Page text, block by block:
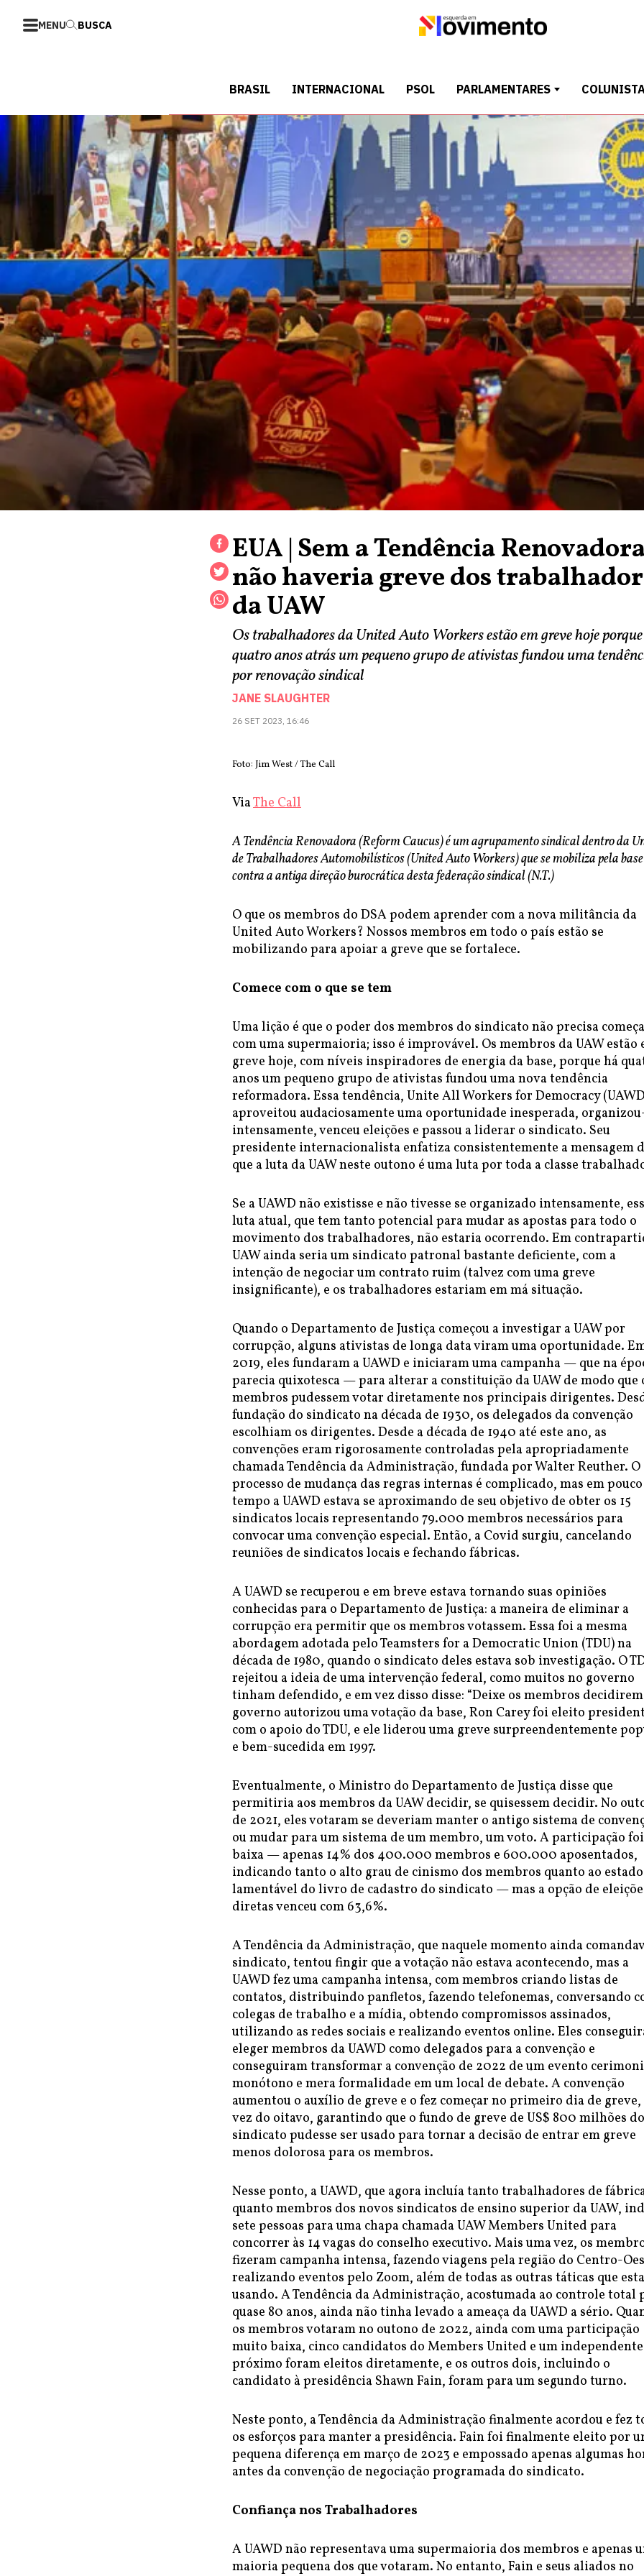
MENU BUSCA
BRASIL INTERNACIONAL PSOL PARLAMENTARES
EUA | Sem a Tendência
não haveria greve dos
da UAW
Os trabalhadores da United Auto Workers estão em greve hoje
quatro anos atrás um pequeno grupo de ativistas fundou uma
por renovação sindical
JANE SLAUGHTER
26 SET 2023, 16:46
Foto: Jim West / The Call
ViaThe Call
A Tendência Renovadora (Reform Caucus) é um agrupamento sindical dentro da
de Trabalhadores Automobilísticos (United Auto Workers) que se mobiliza pela base
contra a antiga direção burocrática desta federação sindical (N.T.)
O que os membros do DSA podem aprender com a nova militância da
United Auto Workers? Nossos membros em todo o país estão se
mobilizando para apoiar a greve que se fortalece.
Comece com o que se tem
Uma lição é que o poder dos membros do sindicato não precisa
com uma supermaioria; isso é improvável. Os membros da UAW estão
greve hoje, com níveis inspiradores de energia da base, porque há
anos um pequeno grupo de ativistas fundou uma nova tendência
reformadora. Essa tendência, Unite All Workers for Democracy
aproveitou audaciosamente uma oportunidade inesperada,
intensamente, venceu eleições e passou a liderar o sindicato. Seu
presidente internacionalista enfatiza consistentemente a mensagem
que a luta da UAW neste outono é uma luta por toda a classe
Se a UAWD não existisse e não tivesse se organizado intensamente,
luta atual, que tem tanto potencial para mudar as apostas para todo o
movimento dos trabalhadores, não estaria ocorrendo. Em
UAW ainda seria um sindicato patronal bastante deficiente, com a
intenção de negociar um contrato ruim (talvez com uma greve
insignificante), e os trabalhadores estariam em má situação.
Quando o Departamento de Justiça começou a investigar a UAW por
corrupção, alguns ativistas de longa data viram uma oportunidade.
2019, eles fundaram a UAWD e iniciaram uma campanha — que na
parecia quixotesca — para alterar a constituição da UAW de modo que
membros pudessem votar diretamente nos principais dirigentes.
fundação do sindicato na década de 1930, os delegados da convenção
escolhiam os dirigentes. Desde a década de 1940 até este ano, as
convenções eram rigorosamente controladas pela apropriadamente
chamada Tendência da Administração, fundada por Walter Reuther. O
processo de mudança das regras internas é complicado, mas em pouco
tempo a UAWD estava se aproximando de seu objetivo de obter os 15
sindicatos locais representando 79.000 membros necessários para
convocar uma convenção especial. Então, a Covid surgiu, cancelando
reuniões de sindicatos locais e fechando fábricas.
A UAWD se recuperou e em breve estava tornando suas opiniões
conhecidas para o Departamento de Justiça: a maneira de eliminar a
corrupção era permitir que os membros votassem. Essa foi a mesma
abordagem adotada pelo Teamsters for a Democratic Union (TDU) na
década de 1980, quando o sindicato deles estava sob investigação. O
rejeitou a ideia de uma intervenção federal, como muitos no governo
tinham defendido, e em vez disso disse: “Deixe os membros
governo autorizou uma votação da base, Ron Carey foi eleito
com o apoio do TDU, e ele liderou uma greve surpreendentemente
e bem-sucedida em 1997.
Eventualmente, o Ministro do Departamento de Justiça disse que
permitiria aos membros da UAW decidir, se quisessem decidir. No
de 2021, eles votaram se deveriam manter o antigo sistema de
ou mudar para um sistema de um membro, um voto. A participação foi
baixa — apenas 14% dos 400.000 membros e 600.000 aposentados,
indicando tanto o alto grau de cinismo dos membros quanto ao estado
lamentável do livro de cadastro do sindicato — mas a opção de
diretas venceu com 63,6%.
A Tendência da Administração, que naquele momento ainda
sindicato, tentou fingir que a votação não estava acontecendo, mas a
UAWD fez uma campanha intensa, com membros criando listas de
contatos, distribuindo panfletos, fazendo telefonemas, conversando
colegas de trabalho e a mídia, obtendo compromissos assinados,
utilizando as redes sociais e realizando eventos online. Eles
eleger membros da UAWD como delegados para a convenção e
conseguiram transformar a convenção de 2022 de um evento
monótono e mera formalidade em um local de debate. A convenção
aumentou o auxílio de greve e o fez começar no primeiro dia de greve,
vez do oitavo, garantindo que o fundo de greve de US$ 800 milhões do
sindicato pudesse ser usado para tornar a decisão de entrar em greve
menos dolorosa para os membros.
Nesse ponto, a UAWD, que agora incluía tanto trabalhadores de
quanto membros dos novos sindicatos de ensino superior da UAW,
sete pessoas para uma chapa chamada UAW Members United para
concorrer às 14 vagas do conselho executivo. Mais uma vez, os
fizeram campanha intensa, fazendo viagens pela região do Centro-
realizando eventos pelo Zoom, além de todas as outras táticas que
usando. A Tendência da Administração, acostumada ao controle total
quase 80 anos, ainda não tinha levado a ameaça da UAWD a sério.
os membros votaram no outono de 2022, ainda com uma participação
muito baixa, cinco candidatos do Members United e um independente
próximo foram eleitos diretamente, e os outros dois, incluindo o
candidato à presidência Shawn Fain, foram para um segundo turno.
Neste ponto, a Tendência da Administração finalmente acordou e fez
os esforços para manter a presidência. Fain foi finalmente eleito por
pequena diferença em março de 2023 e empossado apenas algumas
antes da convenção de negociação programada do sindicato.
Confiança nos Trabalhadores
A UAWD não representava uma supermaioria dos membros e apenas
maioria pequena dos que votaram. No entanto, Fain e seus aliados no